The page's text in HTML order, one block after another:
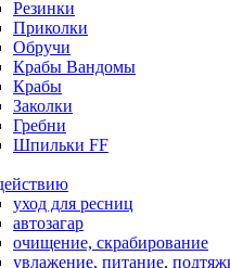
Резинки
Приколки
Обручи
Крабы Вандомы
Крабы
Заколки
Гребни
Шпильки FF
уход для ресниц
автозагар
очищение, скрабирование
увлажение, питание,